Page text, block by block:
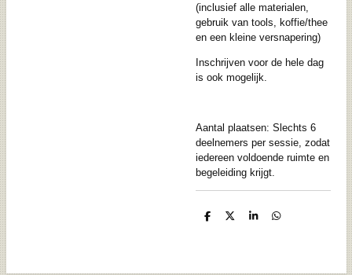
(inclusief alle materialen,
gebruik van tools, koffie/thee
en een kleine versnapering)
Inschrijven voor de hele dag
is ook mogelijk.
Aantal plaatsen: Slechts 6
deelnemers per sessie, zodat
iedereen voldoende ruimte en
begeleiding krijgt.
D
D
S
D